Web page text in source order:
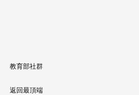
教育部社群
返回最頂端